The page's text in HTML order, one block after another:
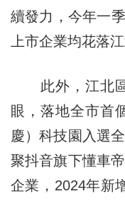
續發力，今年一
上市企業均花落江
此外，江北區
眼，落地全市首
慶）科技園入選
聚抖音旗下懂車
企業，2024年新